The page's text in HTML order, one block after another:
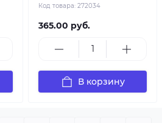
Код товара: 272034
365.00 руб.
В корзину